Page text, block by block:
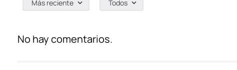
Más reciente Todos
No hay comentarios.